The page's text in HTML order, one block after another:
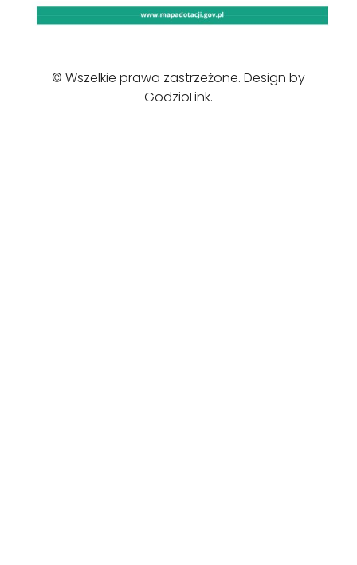
© Wszelkie prawa zastrzeżone. Design by
GodzioLink.